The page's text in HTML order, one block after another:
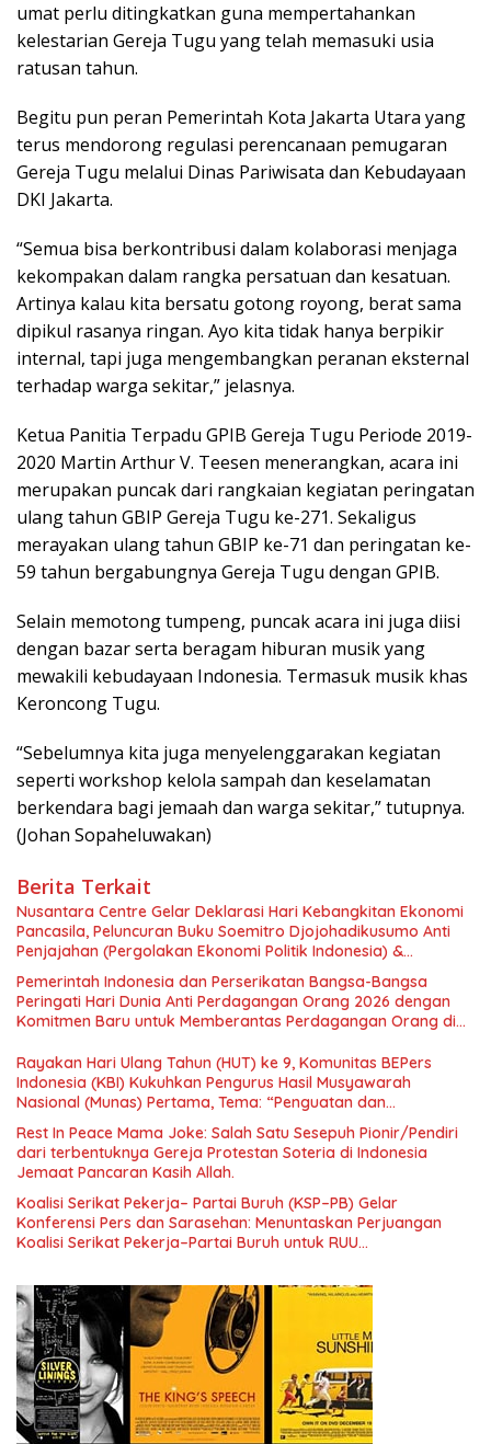
umat perlu ditingkatkan guna mempertahankan
kelestarian Gereja Tugu yang telah memasuki usia
ratusan tahun.
Begitu pun peran Pemerintah Kota Jakarta Utara yang
terus mendorong regulasi perencanaan pemugaran
Gereja Tugu melalui Dinas Pariwisata dan Kebudayaan
DKI Jakarta.
“Semua bisa berkontribusi dalam kolaborasi menjaga
kekompakan dalam rangka persatuan dan kesatuan.
Artinya kalau kita bersatu gotong royong, berat sama
dipikul rasanya ringan. Ayo kita tidak hanya berpikir
internal, tapi juga mengembangkan peranan eksternal
terhadap warga sekitar,” jelasnya.
Ketua Panitia Terpadu GPIB Gereja Tugu Periode 2019-
2020 Martin Arthur V. Teesen menerangkan, acara ini
merupakan puncak dari rangkaian kegiatan peringatan
ulang tahun GBIP Gereja Tugu ke-271. Sekaligus
merayakan ulang tahun GBIP ke-71 dan peringatan ke-
59 tahun bergabungnya Gereja Tugu dengan GPIB.
Selain memotong tumpeng, puncak acara ini juga diisi
dengan bazar serta beragam hiburan musik yang
mewakili kebudayaan Indonesia. Termasuk musik khas
Keroncong Tugu.
“Sebelumnya kita juga menyelenggarakan kegiatan
seperti workshop kelola sampah dan keselamatan
berkendara bagi jemaah dan warga sekitar,” tutupnya.
(Johan Sopaheluwakan)
Berita Terkait
Nusantara Centre Gelar Deklarasi Hari Kebangkitan Ekonomi
Pancasila, Peluncuran Buku Soemitro Djojohadikusumo Anti
Penjajahan (Pergolakan Ekonomi Politik Indonesia) &
Simposium Nasional “Urgensi Undang-Undang Perekonomian
Nasional dan Kesejahteraan Sosial dalam Menata Bangsa
Menuju Indonesia Emas 2045”,
Pemerintah Indonesia dan Perserikatan Bangsa-Bangsa
Peringati Hari Dunia Anti Perdagangan Orang 2026 dengan
Komitmen Baru untuk Memberantas Perdagangan Orang di
Rayakan Hari Ulang Tahun (HUT) ke 9, Komunitas BEPers
Indonesia (KBI) Kukuhkan Pengurus Hasil Musyawarah
Nasional (Munas) Pertama, Tema: “Penguatan dan
Pengembangan Organisasi KBI yang Berbasis Riset di seluruh
Indonesia dan Mancanegara”.
Rest In Peace Mama Joke: Salah Satu Sesepuh Pionir/Pendiri
dari terbentuknya Gereja Protestan Soteria di Indonesia
Jemaat Pancaran Kasih Allah.
Koalisi Serikat Pekerja– Partai Buruh (KSP–PB) Gelar
Konferensi Pers dan Sarasehan: Menuntaskan Perjuangan
Koalisi Serikat Pekerja–Partai Buruh untuk RUU